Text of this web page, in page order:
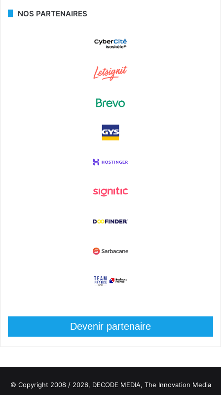
NOS PARTENAIRES
Devenir partenaire
© Copyright 2008 / 2026, DECODE MEDIA, The Innovation Media